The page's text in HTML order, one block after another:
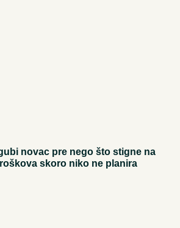
novac pre nego što stigne na
skoro niko ne planira